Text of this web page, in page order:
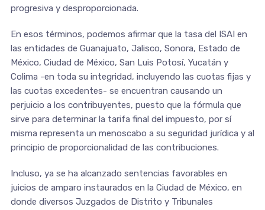
progresiva y desproporcionada.
En esos términos, podemos afirmar que la tasa del ISAI en
las entidades de Guanajuato, Jalisco, Sonora, Estado de
México, Ciudad de México, San Luis Potosí, Yucatán y
Colima -en toda su integridad, incluyendo las cuotas fijas y
las cuotas excedentes- se encuentran causando un
perjuicio a los contribuyentes, puesto que la fórmula que
sirve para determinar la tarifa final del impuesto, por sí
misma representa un menoscabo a su seguridad jurídica y al
principio de proporcionalidad de las contribuciones.
Incluso, ya se ha alcanzado sentencias favorables en
juicios de amparo instaurados en la Ciudad de México, en
donde diversos Juzgados de Distrito y Tribunales